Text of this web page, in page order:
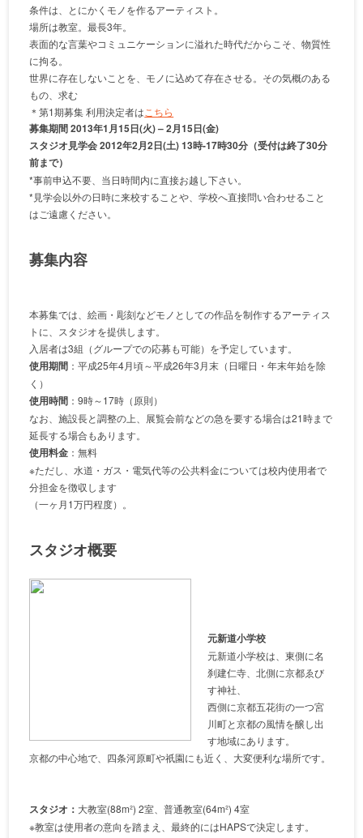
条件は、とにかくモノを作るアーティスト。
場所は教室。最長3年。
表面的な言葉やコミュニケーションに溢れた時代だからこそ、物質性
に拘る。
世界に存在しないことを、モノに込めて存在させる。その気概のある
もの、求む
＊第1期募集 利用決定者は こちら
募集期間 2013年1月15日(火) – 2月15日(金)
スタジオ見学会 2012年2月2日(土) 13時-17時30分（受付は終了30分
前まで）
*事前申込不要、当日時間内に直接お越し下さい。
*見学会以外の日時に来校することや、学校へ直接問い合わせること
はご遠慮ください。
募集内容
本募集では、絵画・彫刻などモノとしての作品を制作するアーティス
トに、スタジオを提供します。
入居者は3組（グループでの応募も可能）を予定しています。
使用期間 ：平成25年4月頃～平成26年3月末（日曜日・年末年始を除
く）
使用時間 ：9時～17時（原則）
なお、施設長と調整の上、展覧会前などの急を要する場合は21時まで
延長する場合もあります。
使用料金 ：無料
※ただし、水道・ガス・電気代等の公共料金については校内使用者で
分担金を徴収します
（一ヶ月1万円程度）。
スタジオ概要
元新道小学校
元新道小学校は、東側に名
刹建仁寺、北側に京都ゑび
す神社、
西側に京都五花街の一つ宮
川町と京都の風情を醸し出
す地域にあります。
京都の中心地で、四条河原町や祇園にも近く、大変便利な場所です。
スタジオ： 大教室(88m²) 2室、普通教室(64m²) 4室
※教室は使用者の意向を踏まえ、最終的にはHAPSで決定します。